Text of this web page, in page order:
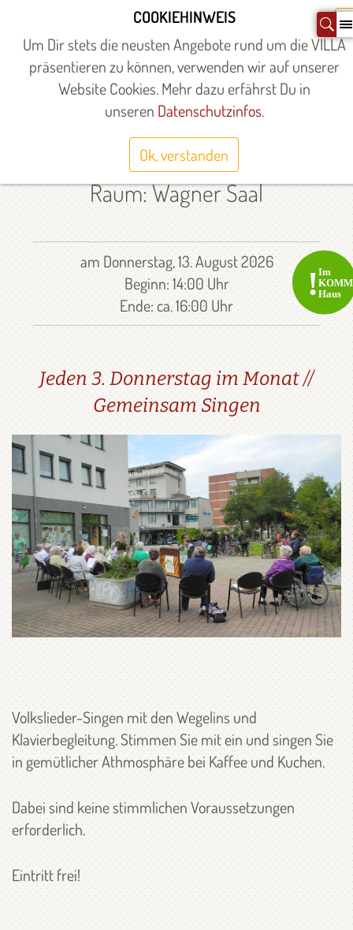
COOKIEHINWEIS
Um Dir stets die neusten Angebote rund um die VILLA
präsentieren zu können, verwenden wir auf unserer
Website Cookies. Mehr dazu erfährst Du in
unseren Datenschutzinfos.
Ok, verstanden
X
springen
»
SINGEN MIT DEN
WEGELINS
Raum: Wagner Saal
am Donnerstag, 13. August 2026
Beginn: 14:00 Uhr
Ende: ca. 16:00 Uhr
Jeden 3. Donnerstag im Monat //
Gemeinsam Singen
Volkslieder-Singen mit den Wegelins und
Klavierbegleitung. Stimmen Sie mit ein und singen Sie
in gemütlicher Athmosphäre bei Kaffee und Kuchen.
Dabei sind keine stimmlichen Voraussetzungen
erforderlich.
Eintritt frei!